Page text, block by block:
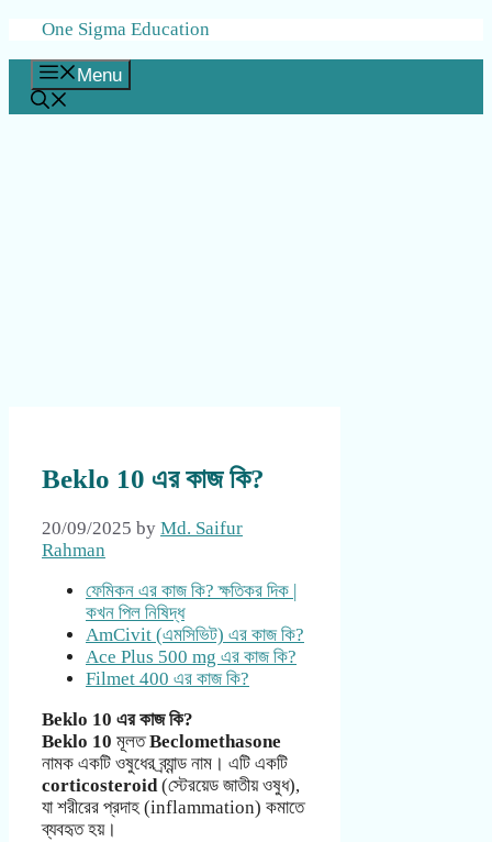
Skip
content
One Sigma Education
Menu
Beklo 10 এর কাজ কি?
20/09/2025 by Md. Saifur
Rahman
ফেমিকন এর কাজ কি? ক্ষতিকর দিক |
কখন পিল নিষিদ্ধ
AmCivit (এমসিভিট) এর কাজ কি?
Ace Plus 500 mg এর কাজ কি?
Filmet 400 এর কাজ কি?
Beklo 10 এর কাজ কি?
Beklo 10 মূলতBeclomethasone
নামক একটি ওষুধের ব্র্যান্ড নাম। এটি একটি
corticosteroid (স্টেরয়েড জাতীয় ওষুধ),
যা শরীরের প্রদাহ (inflammation) কমাতে
ব্যবহৃত হয়।